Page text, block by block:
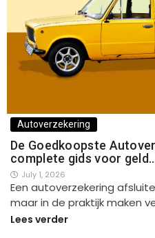
Autoverzekering
De Goedkoopste
complete gids voor
July 1, 2026
Een autoverzekering
maar in de praktijk maken
Lees verder